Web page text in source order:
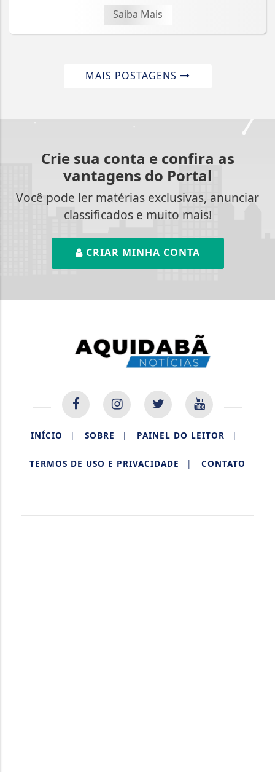
Saiba Mais
MAIS POSTAGENS
Crie sua conta e confira as
vantagens do Portal
Você pode ler matérias exclusivas, anunciar
classificados e muito mais!
CRIAR MINHA CONTA
INÍCIO | SOBRE | PAINEL DO LEITOR |
TERMOS DE USO E PRIVACIDADE | CONTATO